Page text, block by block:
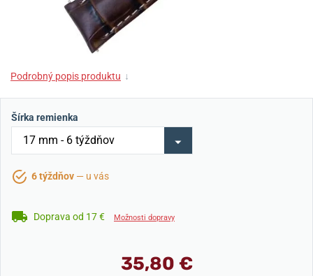
Podrobný popis produktu ↓
Šírka remienka
6 týždňov — u vás
Doprava od 17 € Možnosti dopravy
35,80 €